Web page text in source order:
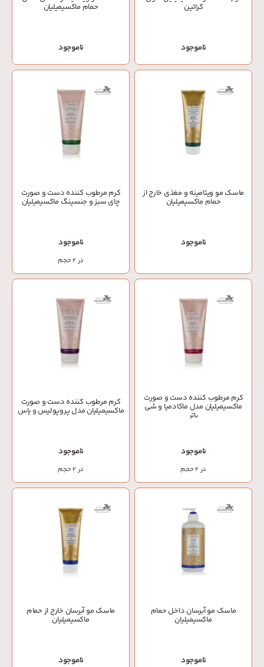
کراتین
ناموجود
حمام ماکسیمیلیان
ناموجود
ماسک مو ویتامینه و مغذی خارج از
حمام ماکسیمیلیان
ناموجود
کرم مرطوب کننده دست و صورت
چای سبز و جنسینگ ماکسیمیلیان
ناموجود
در 2 حجم
کرم مرطوب کننده دست و صورت
ماکسیمیلیان مدل ماکادمیا و شی
باتر
ناموجود
در 2 حجم
کرم مرطوب کننده دست و صورت
ماکسیمیلیان مدل پروپولیس و یاس
ناموجود
در 2 حجم
ماسک مو آبرسان داخل حمام
ماکسیمیلیان
ناموجود
ماسک مو آبرسان خارج از حمام
ماکسیمیلیان
ناموجود